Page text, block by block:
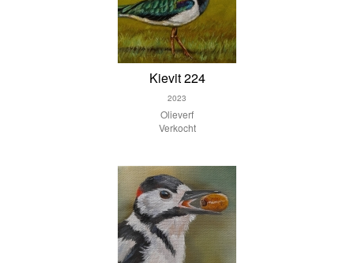
Kievit 224
2023
Olieverf
Verkocht